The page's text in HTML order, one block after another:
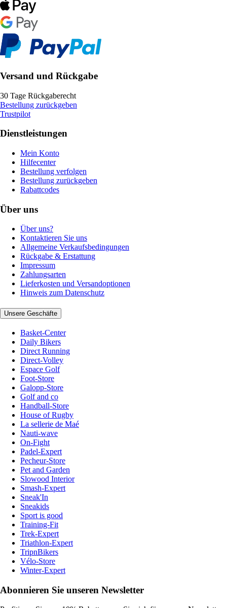
Versand und Rückgabe
30 Tage Rückgaberecht
Bestellung zurückgeben
Trustpilot
Dienstleistungen
Mein Konto
Hilfecenter
Bestellung verfolgen
Bestellung zurückgeben
Rabattcodes
Über uns
Über uns?
Kontaktieren Sie uns
Allgemeine Verkaufsbedingungen
Rückgabe & Erstattung
Impressum
Zahlungsarten
Lieferkosten und Versandoptionen
Hinweis zum Datenschutz
Unsere Geschäfte
Basket-Center
Daily Bikers
Direct Running
Direct-Volley
Espace Golf
Foot-Store
Galopp-Store
Golf and co
Handball-Store
House of Rugby
La sellerie de Maé
Nauti-wave
On-Fight
Padel-Expert
Pecheur-Store
Pet and Garden
Slowood Interior
Smash-Expert
Sneak'In
Sneakids
Sport is good
Training-Fit
Trek-Expert
Triathlon-Expert
TripnBikers
Vélo-Store
Winter-Expert
Abonnieren Sie unseren Newsletter